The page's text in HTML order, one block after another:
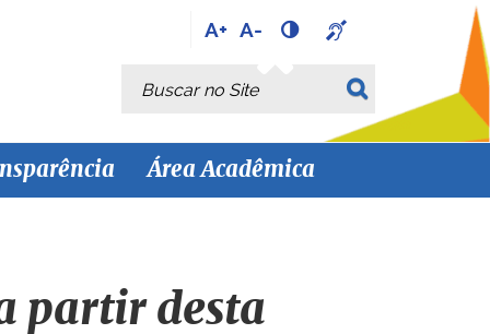
A+ A-
Busca
Busca Avançada…
Área Acadêmica
partir desta